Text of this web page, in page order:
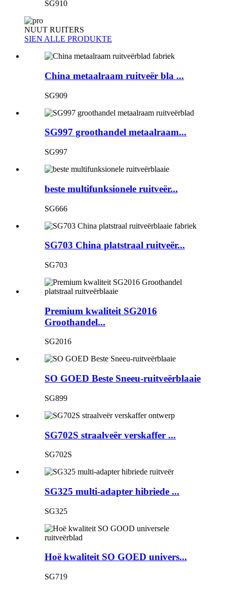
SG910
NUUT RUITERS
SIEN ALLE PRODUKTE
China metaalraam ruitveër bla ...
SG909
SG997 groothandel metaalraam...
SG997
beste multifunksionele ruitveër...
SG666
SG703 China platstraal ruitveër...
SG703
Premium kwaliteit SG2016
Groothandel...
SG2016
SO GOED Beste Sneeu-ruitveërblaaie
SG899
SG702S straalveër verskaffer ...
SG702S
SG325 multi-adapter hibriede ...
SG325
Hoë kwaliteit SO GOED univers...
SG719